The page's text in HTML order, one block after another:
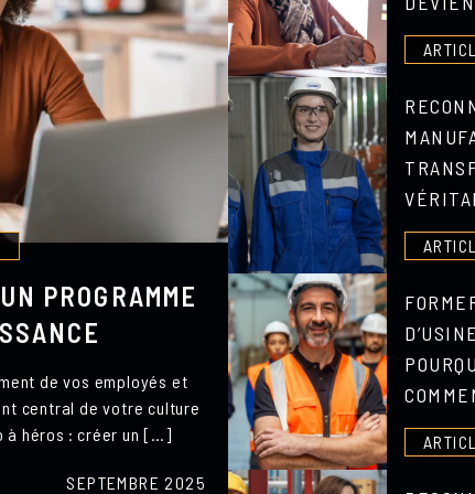
PROGRAMME
de vos employés et
central de votre culture
à héros : créer un […]
SEPTEMBRE 2025